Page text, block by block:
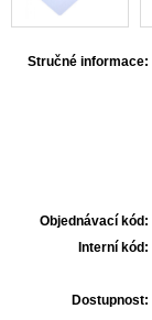
Stručné informace:
Objednávací kód:
Interní kód:
Dostupnost: